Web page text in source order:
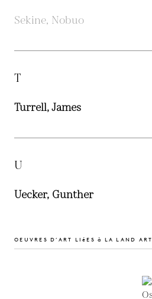
Sekine, Nobuo
T
Turrell, James
U
Uecker, Gunther
OEUVRES D’ART LIéES à LA LAND ART